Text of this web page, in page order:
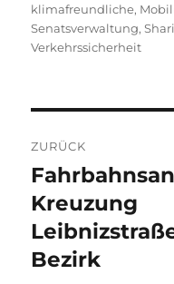
klimafreundliche,
Senatsverwaltung,
Verkehrssicherheit
ZURÜCK
Vorheriger
Beitrag:
Kreuzung
Bezirk